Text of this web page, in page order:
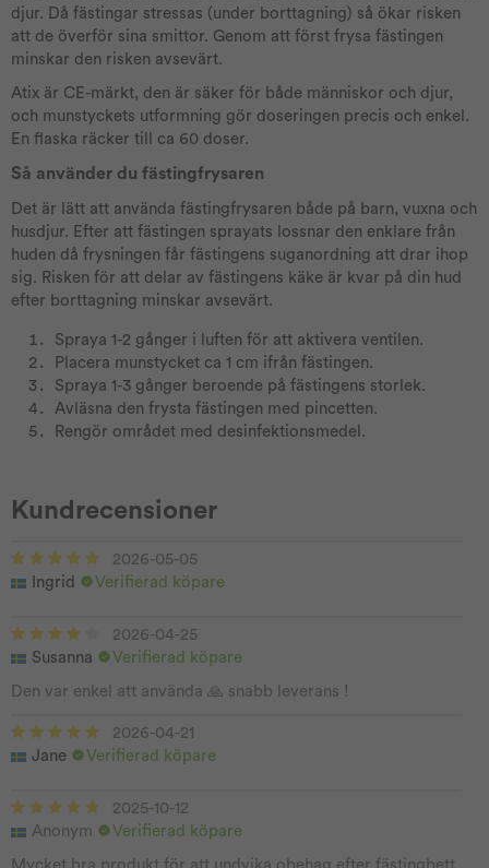
djur. Då fästingar stressas (under borttagning) så ökar risken
att de överför sina smittor. Genom att först frysa fästingen
minskar den risken avsevärt.
Atix är CE-märkt, den är säker för både människor och djur,
och munstyckets utformning gör doseringen precis och enkel.
En flaska räcker till ca 60 doser.
Så använder du fästingfrysaren
Det är lätt att använda fästingfrysaren både på barn, vuxna och
husdjur. Efter att fästingen sprayats lossnar den enklare från
huden då frysningen får fästingens suganordning att drar ihop
sig. Risken för att delar av fästingens käke är kvar på din hud
efter borttagning minskar avsevärt.
Spraya 1-2 gånger i luften för att aktivera ventilen.
Placera munstycket ca 1 cm ifrån fästingen.
Spraya 1-3 gånger beroende på fästingens storlek.
Avläsna den frysta fästingen med pincetten.
Rengör området med desinfektionsmedel.
Kundrecensioner
2026-05-05
Ingrid
Verifierad köpare
2026-04-25
Susanna
Verifierad köpare
Den var enkel att använda 🙏 snabb leverans !
2026-04-21
Jane
Verifierad köpare
2025-10-12
Anonym
Verifierad köpare